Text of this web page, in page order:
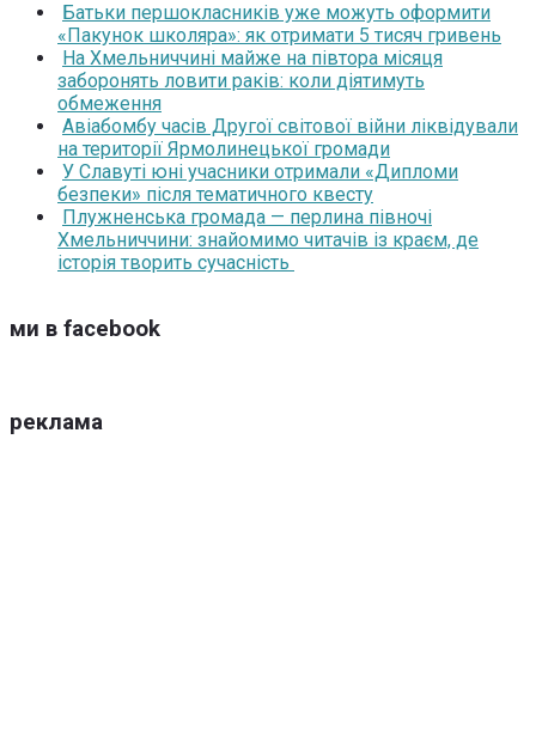
Батьки першокласників уже можуть оформити
«Пакунок школяра»: як отримати 5 тисяч гривень
На Хмельниччині майже на півтора місяця
заборонять ловити раків: коли діятимуть
обмеження
Авіабомбу часів Другої світової війни ліквідували
на території Ярмолинецької громади
У Славуті юні учасники отримали «Дипломи
безпеки» після тематичного квесту
Плужненська громада — перлина півночі
Хмельниччини: знайомимо читачів із краєм, де
історія творить сучасність
ми в facebook
реклама